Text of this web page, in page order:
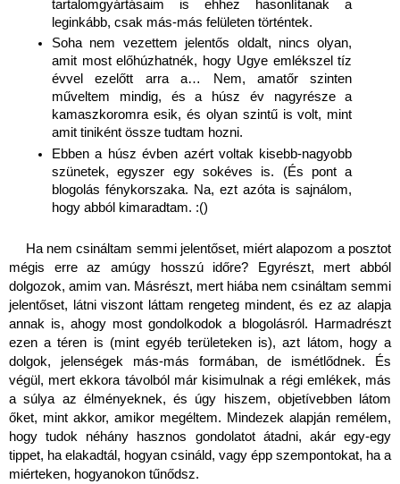
tartalomgyártásaim is ehhez hasonlítanak a
leginkább, csak más-más felületen történtek.
Soha nem vezettem jelentős oldalt, nincs olyan,
amit most előhúzhatnék, hogy Ugye emlékszel tíz
évvel ezelőtt arra a… Nem, amatőr szinten
műveltem mindig, és a húsz év nagyrésze a
kamaszkoromra esik, és olyan szintű is volt, mint
amit tiniként össze tudtam hozni.
Ebben a húsz évben azért voltak kisebb-nagyobb
szünetek, egyszer egy sokéves is. (És pont a
blogolás fénykorszaka. Na, ezt azóta is sajnálom,
hogy abból kimaradtam. :()
Ha nem csináltam semmi jelentőset, miért alapozom a posztot
mégis erre az amúgy hosszú időre? Egyrészt, mert abból
dolgozok, amim van. Másrészt, mert hiába nem csináltam semmi
jelentőset, látni viszont láttam rengeteg mindent, és ez az alapja
annak is, ahogy most gondolkodok a blogolásról. Harmadrészt
ezen a téren is (mint egyéb területeken is), azt látom, hogy a
dolgok, jelenségek más-más formában, de ismétlődnek. És
végül, mert ekkora távolból már kisimulnak a régi emlékek, más
a súlya az élményeknek, és úgy hiszem, objetívebben látom
őket, mint akkor, amikor megéltem. Mindezek alapján remélem,
hogy tudok néhány hasznos gondolatot átadni, akár egy-egy
tippet, ha elakadtál, hogyan csináld, vagy épp szempontokat, ha a
miérteken, hogyanokon tűnődsz.